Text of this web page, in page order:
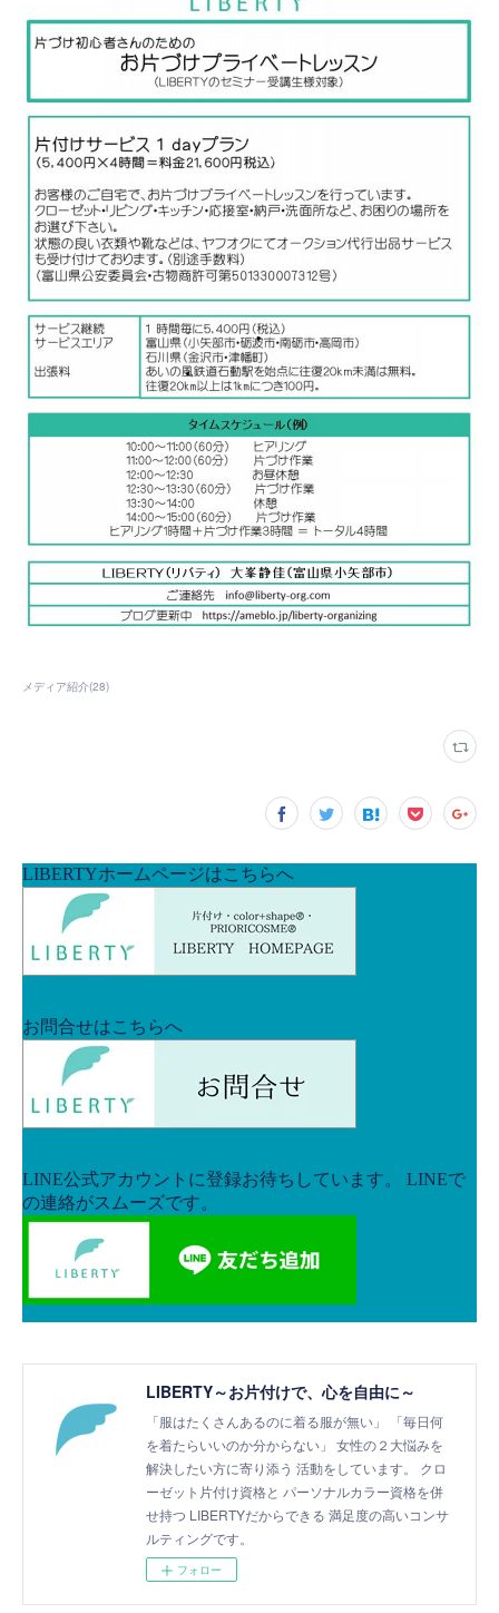
メディア紹介(28)
LIBERTY～お片付けで、心を自由に～
「服はたくさんあるのに着る服が無い」 「毎日何
を着たらいいのか分からない」 女性の２大悩みを
解決したい方に寄り添う 活動をしています。 クロ
ーゼット片付け資格と パーソナルカラー資格を併
せ持つ LIBERTYだからできる 満足度の高いコンサ
ルティングです。
フォロー